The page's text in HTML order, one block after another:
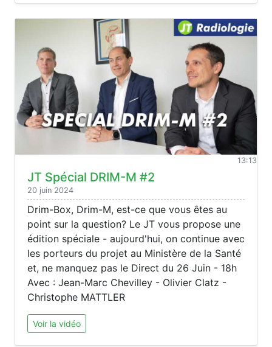
13:13
JT Spécial DRIM-M #2
20 juin 2024
Drim-Box, Drim-M, est-ce que vous êtes au
point sur la question? Le JT vous propose une
édition spéciale - aujourd'hui, on continue avec
les porteurs du projet au Ministère de la Santé
et, ne manquez pas le Direct du 26 Juin - 18h
Avec : Jean-Marc Chevilley - Olivier Clatz -
Christophe MATTLER
Voir la vidéo